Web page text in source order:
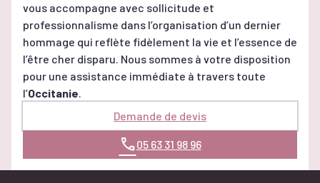
NOTRE HISTOIRE
vous accompagne avec sollicitude et
professionnalisme dans l’organisation d’un dernier
hommage qui reflète fidèlement la vie et l’essence de
l’être cher disparu. Nous sommes à votre disposition
pour une assistance immédiate à travers toute
l’Occitanie.
Demande de devis
05 63 31 98 96